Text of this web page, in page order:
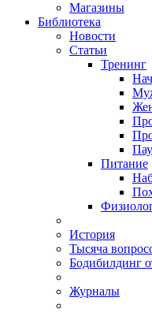
Магазины
Библиотека
Новости
Статьи
Тренинг
Питание
История
Тысяча
Бодибилдинг
Журналы